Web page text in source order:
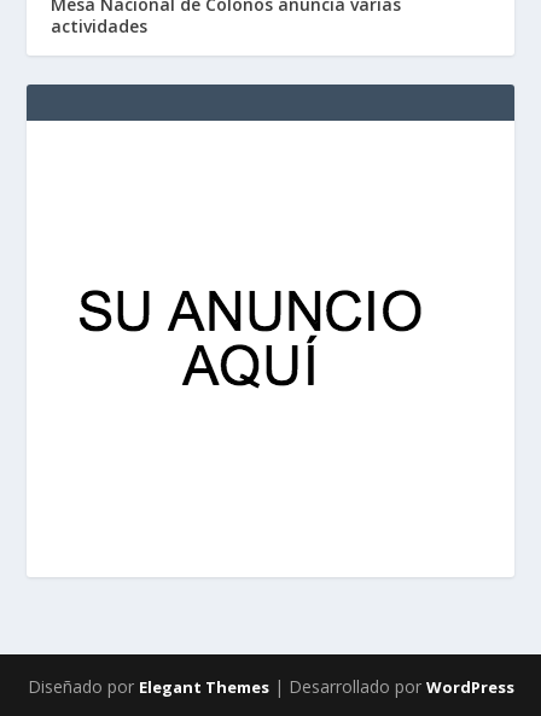
Mesa Nacional de Colonos anuncia varias
actividades
Diseñado por Elegant Themes| Desarrollado por WordPress